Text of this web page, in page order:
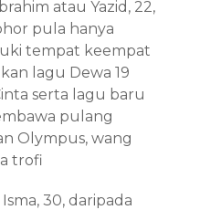
atau Yazid, 22,
pula hanya
tempat keempat
lagu Dewa 19
serta lagu baru
pulang
Olympus, wang
trofi
30, daripada